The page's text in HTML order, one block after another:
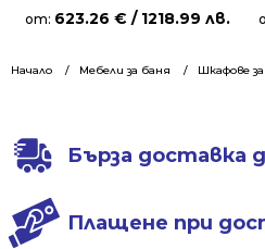
Начало Мебели за баня Шкафове
от: 623.26 € / 1218.99 лв.
Бърза доставка
Плащене при